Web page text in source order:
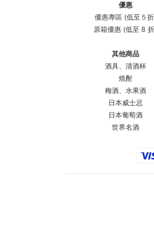
優惠
優惠專區 (低至５
原箱優惠 (低至 8
其他商品
酒具、清酒杯
燒酎
梅酒、水果酒
日本威士忌
日本葡萄酒
世界名酒